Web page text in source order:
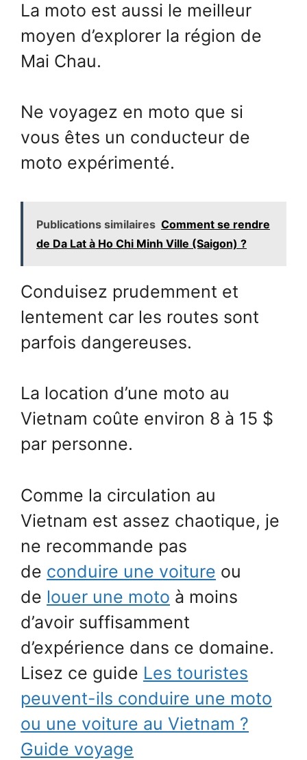
La moto est aussi le meilleur
moyen d’explorer la région de
Mai Chau.
Ne voyagez en moto que si
vous êtes un conducteur de
moto expérimenté.
Publications similaires Comment se rendre
de Da Lat à Ho Chi Minh Ville (Saigon) ?
Conduisez prudemment et
lentement car les routes sont
parfois dangereuses.
La location d’une moto au
Vietnam coûte environ 8 à 15 $
par personne.
Comme la circulation au
Vietnam est assez chaotique, je
ne recommande pas
de conduire une voiture ou
de louer une moto à moins
d’avoir suffisamment
d’expérience dans ce domaine.
Lisez ce guide Les touristes
peuvent-ils conduire une moto
ou une voiture au Vietnam ?
Guide voyage